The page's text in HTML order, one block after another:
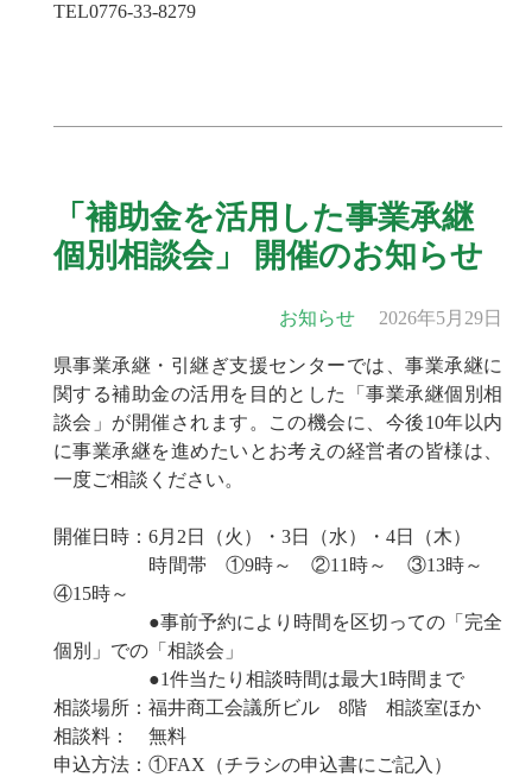
TEL0776-33-8279
「補助金を活用した事業承継
個別相談会」 開催のお知らせ
お知らせ 2026年5月29日
県事業承継・引継ぎ支援センターでは、事業承継に
関する補助金の活用を目的とした「事業承継個別相
談会」が開催されます。この機会に、今後10年以内
に事業承継を進めたいとお考えの経営者の皆様は、
一度ご相談ください。
開催日時：6月2日（火）・3日（水）・4日（木）
時間帯 ①9時～ ②11時～ ③13時～
④15時～
●事前予約により時間を区切っての「完全
個別」での「相談会」
●1件当たり相談時間は最大1時間まで
相談場所：福井商工会議所ビル 8階 相談室ほか
相談料： 無料
申込方法：①FAX（チラシの申込書にご記入）